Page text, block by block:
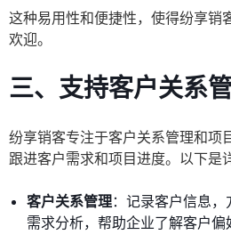
这种易用性和便捷性，使得纷享销
欢迎。
三、支持客户关系
纷享销客专注于客户关系管理和项
跟进客户需求和项目进度。以下是
客户关系管理：记录客户信息
需求分析，帮助企业了解客户偏